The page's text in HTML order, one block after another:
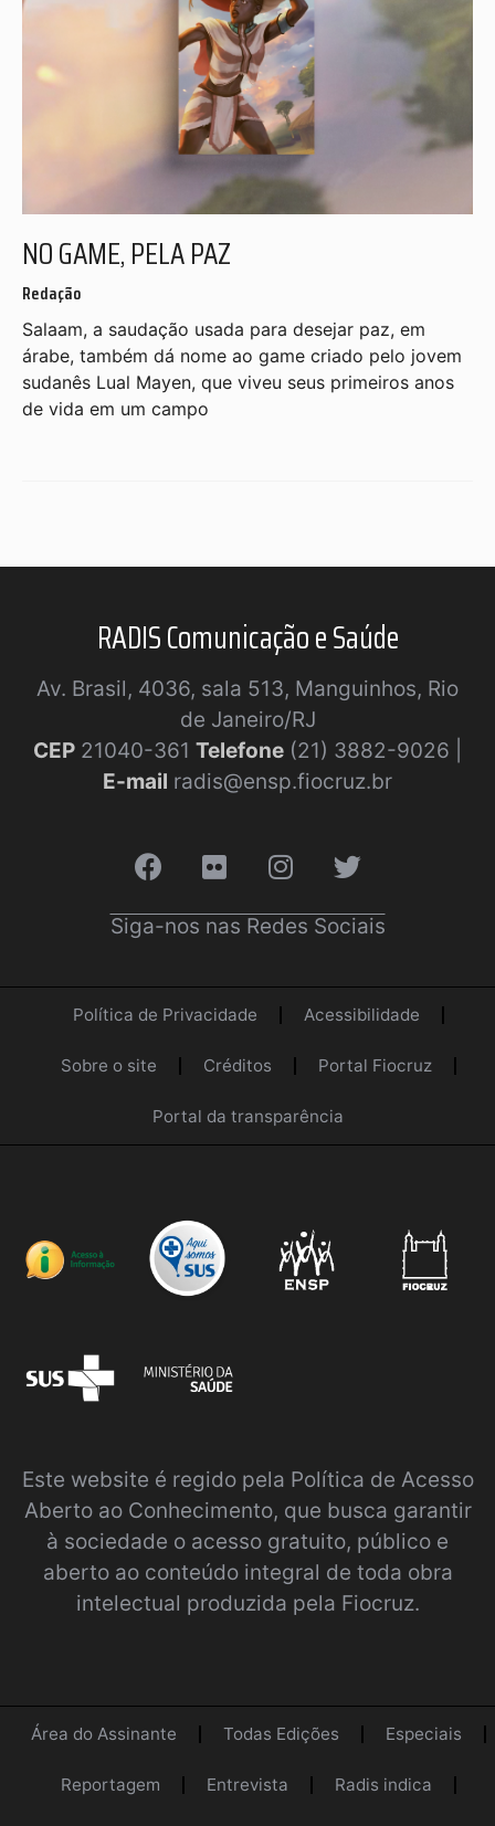
NO GAME, PELA PAZ
Redação
Salaam, a saudação usada para desejar paz, em
árabe, também dá nome ao game criado pelo jovem
sudanês Lual Mayen, que viveu seus primeiros anos
de vida em um campo
RADIS Comunicação e Saúde
Av. Brasil, 4036, sala 513, Manguinhos, Rio
de Janeiro/RJ
CEP 21040-361 Telefone (21) 3882-9026 |
E-mail radis@ensp.fiocruz.br
Siga-nos nas Redes Sociais
Política de Privacidade Acessibilidade
Sobre o site Créditos Portal Fiocruz
Portal da transparência
Este website é regido pela Política de Acesso
Aberto ao Conhecimento, que busca garantir
à sociedade o acesso gratuito, público e
aberto ao conteúdo integral de toda obra
intelectual produzida pela Fiocruz.
Área do Assinante Todas Edições Especiais
Reportagem Entrevista Radis indica